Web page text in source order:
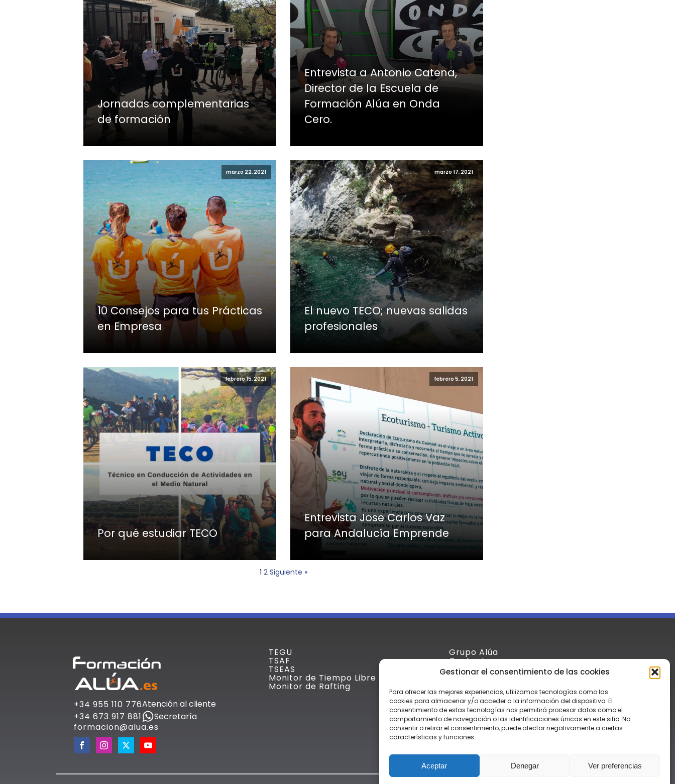
Gestionar el consentimiento de las cookies
Para ofrecer las mejores experiencias, utilizamos tecnologías como las
cookies para almacenar y/o acceder a la información del dispositivo. El
consentimiento de estas tecnologías nos permitirá procesar datos como el
comportamiento de navegación o las identificaciones únicas en este sitio. No
consentir o retirar el consentimiento, puede afectar negativamente a ciertas
características y funciones.
Aceptar Denegar Ver preferencias
Jornadas complementarias
de formación
Entrevista a Antonio Catena,
Director de la Escuela de
Formación Alúa en Onda
Cero.
marzo 22, 2021
10 Consejos para tus Prácticas
en Empresa
marzo 17, 2021
El nuevo TECO; nuevas salidas
profesionales
febrero 15, 2021
Por qué estudiar TECO
febrero 5, 2021
Entrevista Jose Carlos Vaz
para Andalucía Emprende
1 2 Siguiente »
+34 955 110 776Atención al cliente
+34 673 917 881
Secretaría
formacion@alua.es
TEGU
TSAF
TSEAS
Monitor de Tiempo Libre
Monitor de Rafting
Grupo Alúa
Contacto
Aula Virtual
Aviso Legal y Condiciones